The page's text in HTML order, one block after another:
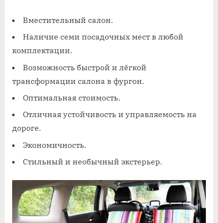
Вместительный салон.
Наличие семи посадочных мест в любой
комплектации.
Возможность быстрой и лёгкой
трансформации салона в фургон.
Оптимальная стоимость.
Отличная устойчивость и управляемость на
дороге.
Экономичность.
Стильный и необычный экстерьер.